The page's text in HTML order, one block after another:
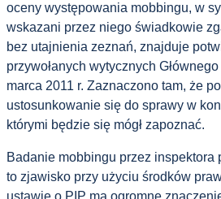
oceny występowania mobbingu, w
wskazani przez niego świadkowie
bez utajnienia zeznań, znajduje
przywołanych wytycznych
marca 2011 r. Zaznaczono tam, że
ustosunkowanie się do sprawy w
którymi będzie się mógł zapoznać.
Badanie mobbingu przez inspektora
to zjawisko przy użyciu środków